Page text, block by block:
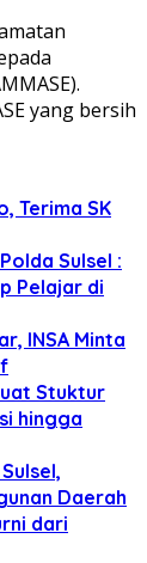
yang bersih
Terima SK
Sulsel :
Pelajar di
INSA Minta
Stuktur
hingga
Daerah
dari